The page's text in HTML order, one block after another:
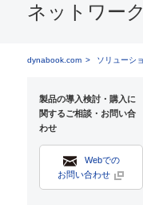
ネットワー
dynabook.com ソリューシ
製品の導入検討・購入に
関するご相談・お問い合
わせ
Webでの
お問い合わせ